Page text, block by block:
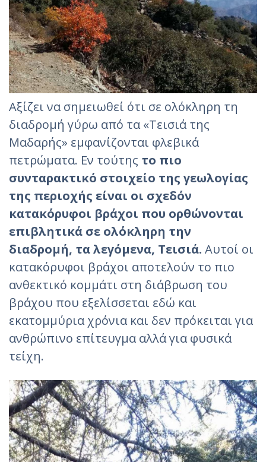
Αξίζει να σημειωθεί ότι σε ολόκληρη τη
διαδρομή γύρω από τα «Τεισιά της
Μαδαρής» εμφανίζονται φλεβικά
πετρώματα. Εν τούτης το πιο
συνταρακτικό στοιχείο της γεωλογίας
της περιοχής είναι οι σχεδόν
κατακόρυφοι βράχοι που ορθώνονται
επιβλητικά σε ολόκληρη την
διαδρομή, τα λεγόμενα, Τεισιά. Αυτοί οι
κατακόρυφοι βράχοι αποτελούν το πιο
ανθεκτικό κομμάτι στη διάβρωση του
βράχου που εξελίσσεται εδώ και
εκατομμύρια χρόνια και δεν πρόκειται για
ανθρώπινο επίτευγμα αλλά για φυσικά
τείχη.